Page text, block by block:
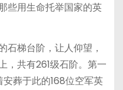
些用生命托举国家的英
石梯台阶，让人仰望，
，共有261级石阶。第一
葬于此的168位空军英